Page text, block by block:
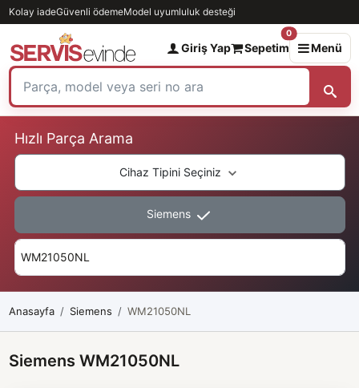
Kolay iadeGüvenli ödemeModel uyumluluk desteği
Giriş Yap Sepetim
0
Menü
Hızlı Parça Arama
Cihaz Tipini Seçiniz
Siemens
Anasayfa Siemens WM21050NL
Siemens WM21050NL